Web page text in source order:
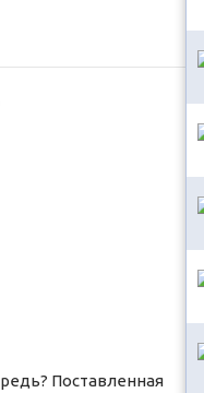
Поставленная